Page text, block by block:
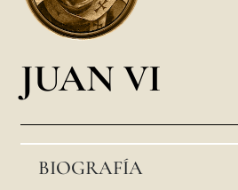
JUAN VI
BIOGRAFÍA